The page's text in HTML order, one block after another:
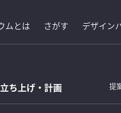
ムとは さがす デザイン
立ち上げ・計画 提